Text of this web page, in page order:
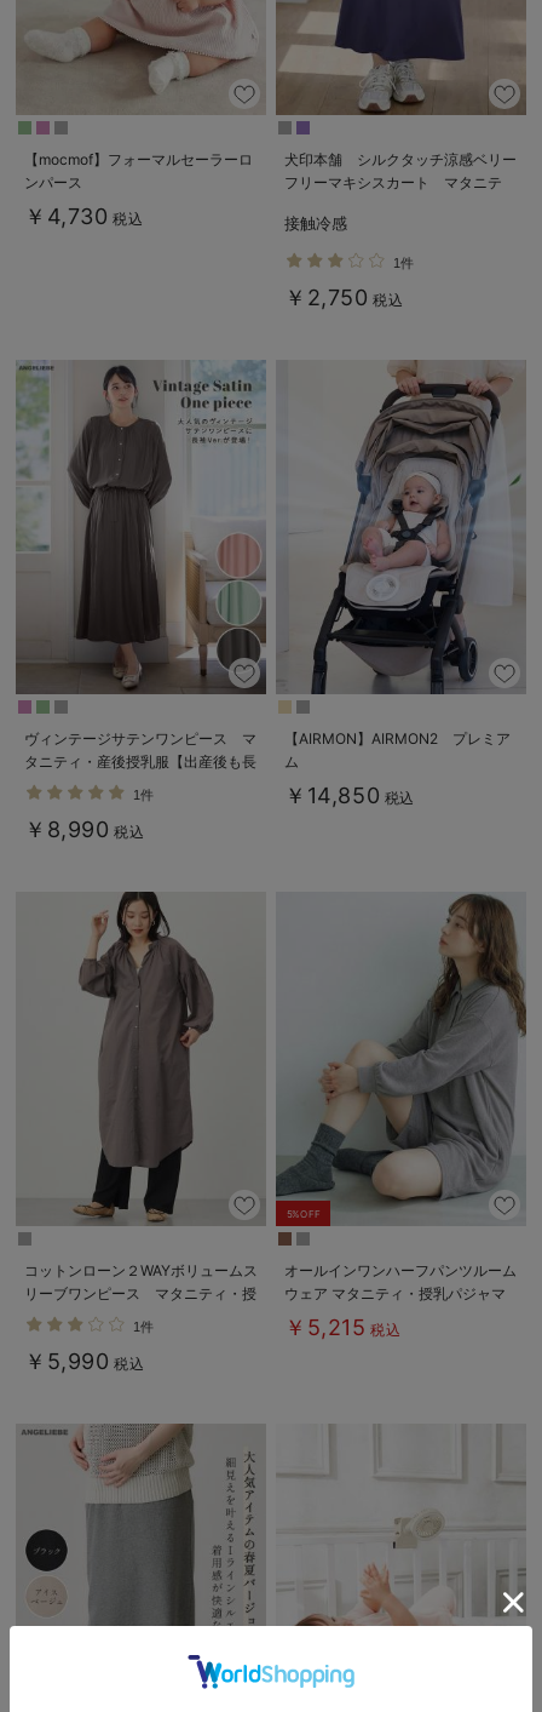
【mocmof】フォーマルセーラーロ
ンパース
￥4,730 税込
犬印本舗 シルクタッチ涼感ベリー
フリーマキシスカート マタニテ
接触冷感
1件
￥2,750 税込
ヴィンテージサテンワンピース マ
タニティ・産後授乳服【出産後も長
く使える】
1件
￥8,990 税込
【AIRMON】AIRMON2 プレミア
ム
￥14,850 税込
コットンローン２WAYボリュームス
リーブワンピース マタニティ・授
乳服【出産後も長く使える】
1件
￥5,990 税込
5%OFF
オールインワンハーフパンツルーム
ウェア マタニティ・授乳パジャマ
【出産後も長く使える】
￥5,215 税込